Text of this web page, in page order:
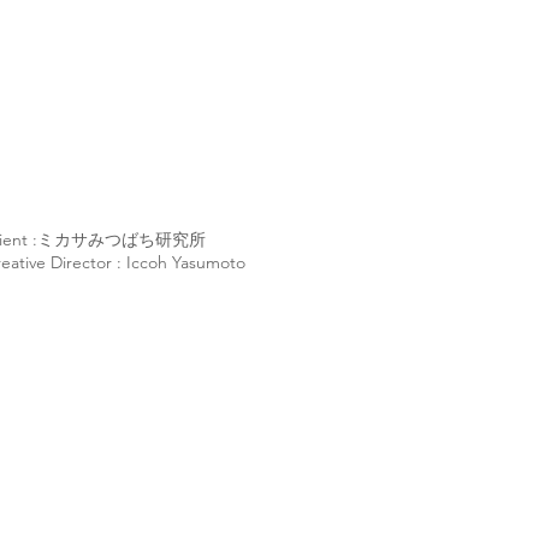
:ミカサみつばち研究所
Director : Iccoh Yasumoto